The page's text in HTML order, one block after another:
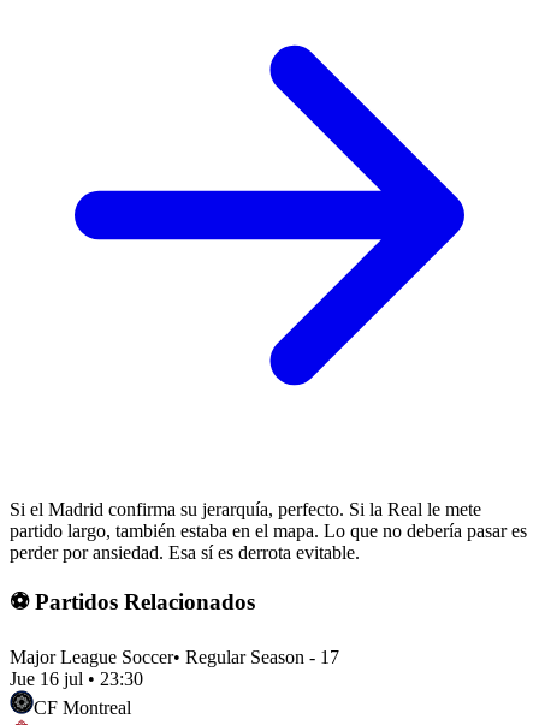
Si el Madrid confirma su jerarquía, perfecto. Si la Real le mete
partido largo, también estaba en el mapa. Lo que no debería pasar es
perder por ansiedad. Esa sí es derrota evitable.
⚽ Partidos Relacionados
Major League Soccer• Regular Season - 17
Jue 16 jul • 23:30
CF Montreal